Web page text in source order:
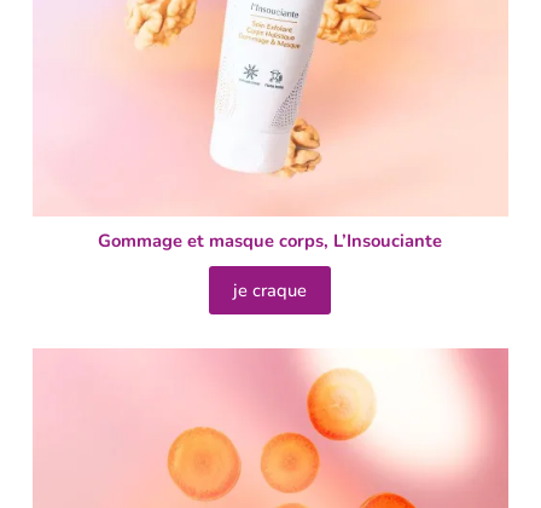
Gommage et masque corps, L’Insouciante
je craque